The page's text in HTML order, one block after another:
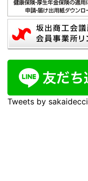
Tweets by sakaidecci